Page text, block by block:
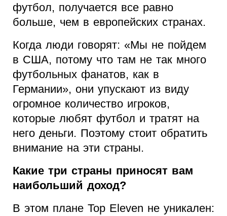
футбол, получается все равно
больше, чем в европейских странах.
Когда люди говорят: «Мы не пойдем
в США, потому что там не так много
футбольных фанатов, как в
Германии», они упускают из виду
огромное количество игроков,
которые любят футбол и тратят на
него деньги. Поэтому стоит обратить
внимание на эти страны.
Какие три страны приносят вам
наибольший доход?
В этом плане Top Eleven не уникален: